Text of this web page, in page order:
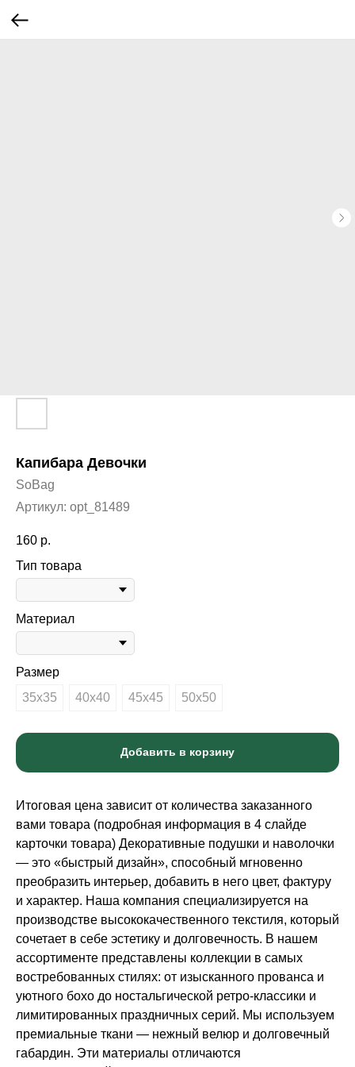
Капибара Девочки
SoBag
Артикул: opt_81489
160 р.
Тип товара
Материал
Размер
35х35
40х40 45х45 50х50
Добавить в корзину
Итоговая цена зависит от количества заказанного
вами товара (подробная информация в 4 слайде
карточки товара) Декоративные подушки и наволочки
— это «быстрый дизайн», способный мгновенно
преобразить интерьер, добавить в него цвет, фактуру
и характер. Наша компания специализируется на
производстве высококачественного текстиля, который
сочетает в себе эстетику и долговечность. В нашем
ассортименте представлены коллекции в самых
востребованных стилях: от изысканного прованса и
уютного бохо до ностальгической ретро-классики и
лимитированных праздничных серий. Мы используем
премиальные ткани — нежный велюр и долговечный
габардин. Эти материалы отличаются